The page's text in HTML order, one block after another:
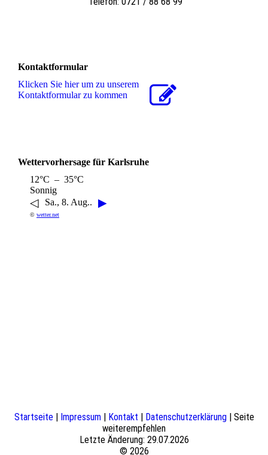
Kontaktformular
Klicken Sie hier um zu unserem
Kon­takt­for­mu­lar zu kommen
Wettervorhersage für Karlsruhe
12°C – 35°C
Sonnig
◁ Sa., 8. Aug.. ▶
© wetter.net
Startseite| Impressum| Kontakt Datenschutzerklärung| Seite
weiterempfehlen
Letzte Änderung: 29.07.2026
© 2026